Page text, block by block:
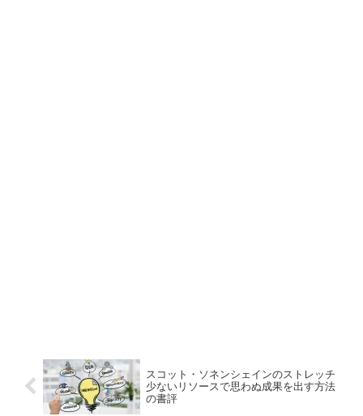
スコット・ソネンシェインのストレッチ
少ないリソースで思わぬ成果を出す方法
の書評